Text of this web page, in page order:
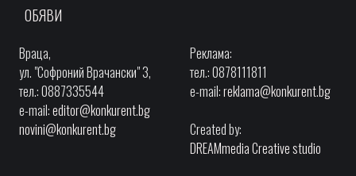
ОБЯВИ
Враца,
ул. "Софроний Врачански" 3,
тел.: 0887335544
e-mail:editor@konkurent.bg
novini@konkurent.bg
Реклама:
тел.: 0878111811
e-mail:reklama@konkurent.bg
Created by:
DREAMmedia Creative studio